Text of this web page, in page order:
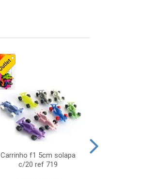
Carrinho f1 5cm solapa
c/20 ref 719